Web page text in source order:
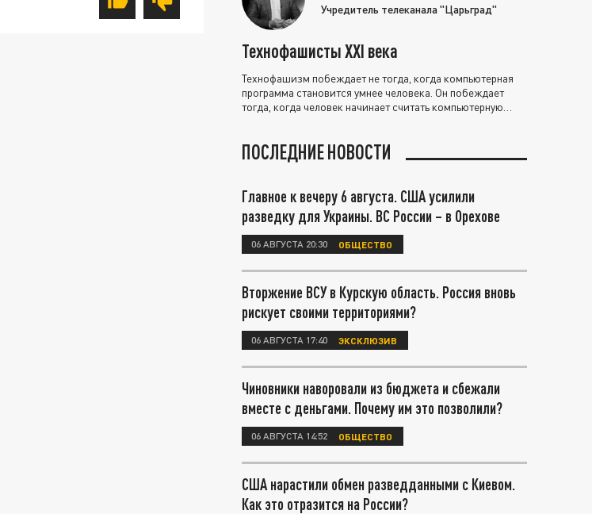
Учредитель телеканала "Царьград"
Технофашисты XXI века
Технофашизм побеждает не тогда, когда компьютерная
программа становится умнее человека. Он побеждает
тогда, когда человек начинает считать компьютерную
ПОСЛЕДНИЕ НОВОСТИ
Главное к вечеру 6 августа. США усилили
разведку для Украины. ВС России – в Орехове
06 АВГУСТА 20:30 ОБЩЕСТВО
Вторжение ВСУ в Курскую область. Россия вновь
рискует своими территориями?
06 АВГУСТА 17:40 ЭКСКЛЮЗИВ
Чиновники наворовали из бюджета и сбежали
вместе с деньгами. Почему им это позволили?
06 АВГУСТА 14:52 ОБЩЕСТВО
США нарастили обмен разведданными с Киевом.
Как это отразится на России?